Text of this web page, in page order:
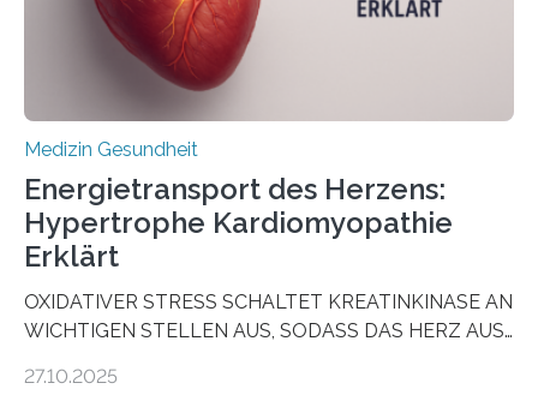
häufigsten Krebsarten und stellt…
Medizin Gesundheit
Energietransport des Herzens:
Hypertrophe Kardiomyopathie
Erklärt
OXIDATIVER STRESS SCHALTET KREATINKINASE AN
WICHTIGEN STELLEN AUS, SODASS DAS HERZ AUS
aus dem Deutschen Zentrum für Herzinsuffizienz
27.10.2025